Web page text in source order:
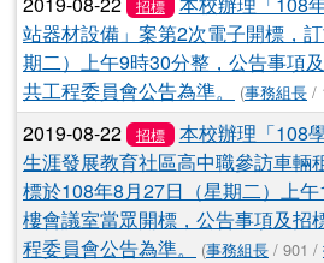
招標
站器材設備」案第2次電子開標，
期二）上午9時30分整，公告事項
共工程委員會公告為準。
(事務組長 /
2019-08-22 招標
本校辦理「108
生涯發展教育社區高中職參訪車輛
標於108年8月27日（星期二）上
樓會議室當眾開標，公告事項及招
程委員會公告為準。
(事務組長 / 901 /